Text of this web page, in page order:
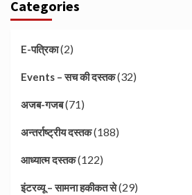
Categories
E-पत्रिका(2)
Events – सच की दस्तक(32)
अजब-गजब(71)
अन्तर्राष्ट्रीय दस्तक(188)
आध्यात्म दस्तक(122)
इंटरव्यू – सामना हकीकत से(29)